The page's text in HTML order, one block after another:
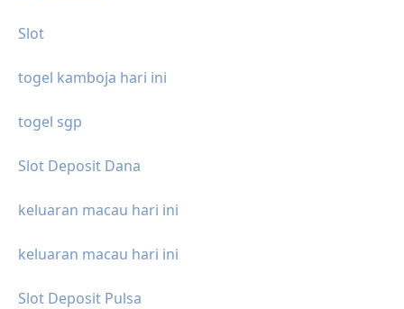
Slot
togel kamboja hari ini
togel sgp
Slot Deposit Dana
keluaran macau hari ini
keluaran macau hari ini
Slot Deposit Pulsa